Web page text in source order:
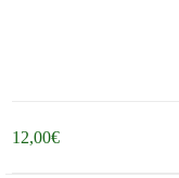
12,00€